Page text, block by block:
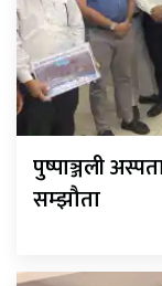
पुष्पाञ्जली
सम्झौता